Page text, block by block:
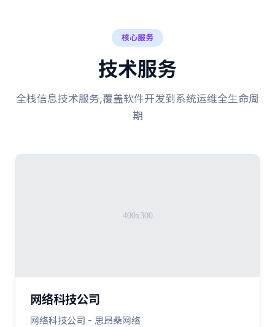
核心服务
技术服务
全栈信息技术服务,覆盖软件开发到系统运维全生命周
期
网络科技公司
网络科技公司 - 思昂桑网络